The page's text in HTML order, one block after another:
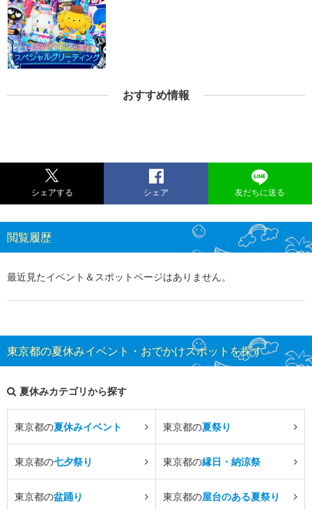
おすすめ情報
シェアする シェア 友だちに送る
閲覧履歴
最近見たイベント＆スポットページはありません。
東京都の夏休みイベント・おでかけスポットを探す
夏休みカテゴリから探す
東京都の夏休みイベント 東京都の夏祭り
東京都の七夕祭り 東京都の縁日・納涼祭
東京都の盆踊り 東京都の屋台のある夏祭り